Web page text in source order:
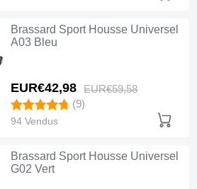
Brassard Sport Housse Universel
A03 Bleu
EUR€42,98 EUR€59,58
(9)
94 Vendus
Brassard Sport Housse Universel
G02 Vert